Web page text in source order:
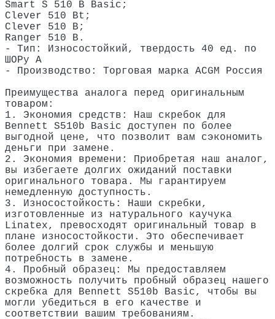
Smart S 510 B Basic;
Clever 510 Bt;
Clever 510 B;
Ranger 510 B.
- Тип: Износостойкий, твердость 40 ед. по
ШОРу А
- Производство: Торговая марка ACGM Россия
Преимущества аналога перед оригинальным
товаром:
1. Экономия средств: Наш скребок для
Bennett S510b Basic доступен по более
выгодной цене, что позволит вам сэкономить
деньги при замене.
2. Экономия времени: Приобретая наш аналог,
вы избегаете долгих ожиданий поставки
оригинального товара. Мы гарантируем
немедленную доступность.
3. Износостойкость: Наши скребки,
изготовленные из натурального каучука
Linatex, превосходят оригинальный товар в
плане износостойкости. Это обеспечивает
более долгий срок службы и меньшую
потребность в замене.
4. Пробный образец: Мы предоставляем
возможность получить пробный образец нашего
скребка для Bennett S510b Basic, чтобы вы
могли убедиться в его качестве и
соответствии вашим требованиям.